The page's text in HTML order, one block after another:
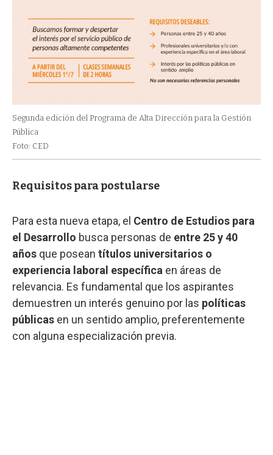
Segunda edición del Programa de Alta Dirección para la Gestión
Pública
Foto: CED
Requisitos para postularse
Para esta nueva etapa, el Centro de Estudios para
el Desarrollo busca personas de entre 25 y 40
años que posean títulos universitarios o
experiencia laboral específica en áreas de
relevancia. Es fundamental que los aspirantes
demuestren un interés genuino por las políticas
públicas en un sentido amplio, preferentemente
con alguna especialización previa.